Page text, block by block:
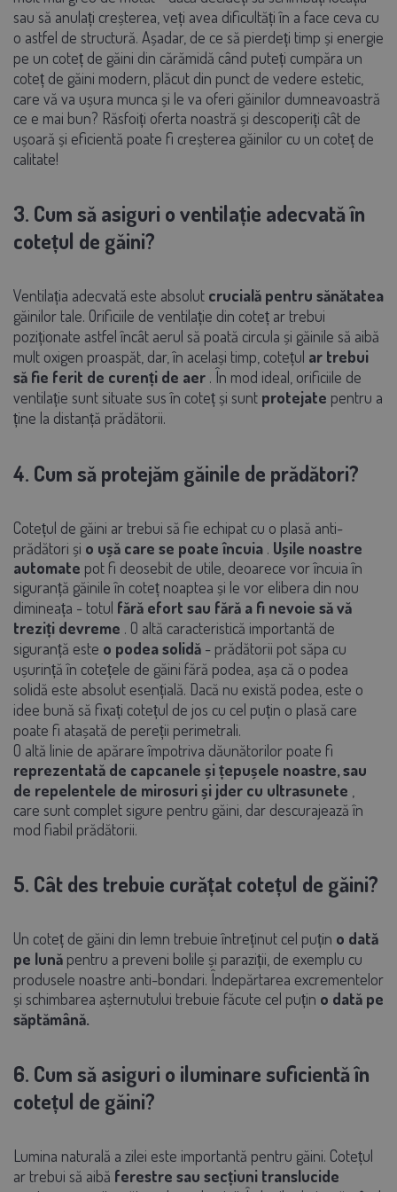
sau să anulați creșterea, veți avea dificultăți în a face ceva cu
o astfel de structură. Așadar, de ce să pierdeți timp și energie
pe un coteț de găini din cărămidă când puteți cumpăra un
coteț de găini modern, plăcut din punct de vedere estetic,
care vă va ușura munca și le va oferi găinilor dumneavoastră
ce e mai bun? Răsfoiți oferta noastră și descoperiți cât de
ușoară și eficientă poate fi creșterea găinilor cu un coteț de
calitate!
3. Cum să asiguri o ventilație adecvată în
cotețul de găini?
Ventilația adecvată este absolut crucială pentru sănătatea
găinilor tale. Orificiile de ventilație din coteț ar trebui
poziționate astfel încât aerul să poată circula și găinile să aibă
mult oxigen proaspăt, dar, în același timp, cotețul ar trebui
să fie ferit de curenți de aer . În mod ideal, orificiile de
ventilație sunt situate sus în coteț și sunt protejate pentru a
ține la distanță prădătorii.
4. Cum să protejăm găinile de prădători?
Cotețul de găini ar trebui să fie echipat cu o plasă anti-
prădători și o ușă care se poate încuia . Ușile noastre
automate pot fi deosebit de utile, deoarece vor încuia în
siguranță găinile în coteț noaptea și le vor elibera din nou
dimineața - totul fără efort sau fără a fi nevoie să vă
treziți devreme . O altă caracteristică importantă de
siguranță este o podea solidă - prădătorii pot săpa cu
ușurință în cotețele de găini fără podea, așa că o podea
solidă este absolut esențială. Dacă nu există podea, este o
idee bună să fixați cotețul de jos cu cel puțin o plasă care
poate fi atașată de pereții perimetrali.
O altă linie de apărare împotriva dăunătorilor poate fi
reprezentată de capcanele și țepușele noastre, sau
de repelentele de mirosuri și jder cu ultrasunete
care sunt complet sigure pentru găini, dar descurajează în
mod fiabil prădătorii.
5. Cât des trebuie curățat cotețul de găini?
Un coteț de găini din lemn trebuie întreținut cel puțin o dată
pe lună pentru a preveni bolile și paraziții, de exemplu cu
produsele noastre anti-bondari. Îndepărtarea excrementelor
și schimbarea așternutului trebuie făcute cel puțin o dată pe
săptămână.
6. Cum să asiguri o iluminare suficientă în
cotețul de găini?
Lumina naturală a zilei este importantă pentru găini. Cotețul
ar trebui să aibă ferestre sau secțiuni translucide